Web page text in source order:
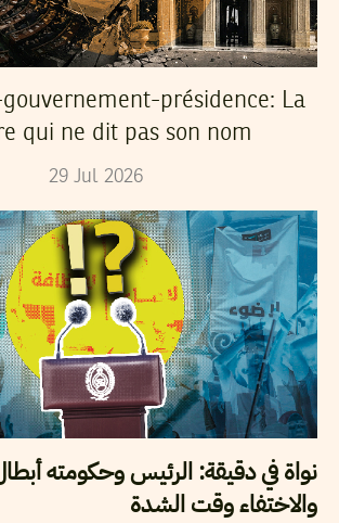
présidence: La
qui ne dit pas son nom
29 Jul 2026
نواة في دقيقة: الرئيس وحكومته
والاختفاء وقت الشدة